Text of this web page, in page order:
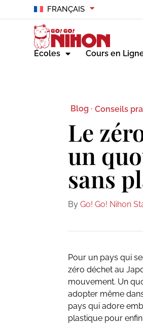
FRANÇAIS
Écoles Cours en
Blog · Conseils
Le
un
sans
By Go! Go! Nihon
Pour un pays qui
zéro déchet au
mouvement. Un
adopter même
pays qui adore
plastique pour